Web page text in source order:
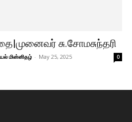
சு.சோமசுந்தரி
மின்னிதழ் - May 25, 2025 0